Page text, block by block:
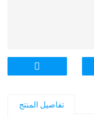
تفاصيل المنتج